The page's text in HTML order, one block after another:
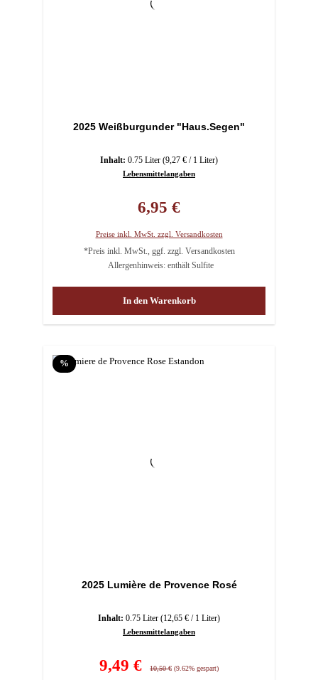
2025 Weißburgunder "Haus.Segen"
Inhalt: 0.75 Liter (9,27 € / 1 Liter)
Lebensmittelangaben
6,95 €
Preise inkl. MwSt. zzgl. Versandkosten
*Preis inkl. MwSt., ggf. zzgl. Versandkosten
Allergenhinweis: enthält Sulfite
In den Warenkorb
%Rabatt
2025 Lumière de Provence Rosé
Inhalt: 0.75 Liter (12,65 € / 1 Liter)
Lebensmittelangaben
9,49 € Regulärer Preis:
10,50 € (9.62% gespart)